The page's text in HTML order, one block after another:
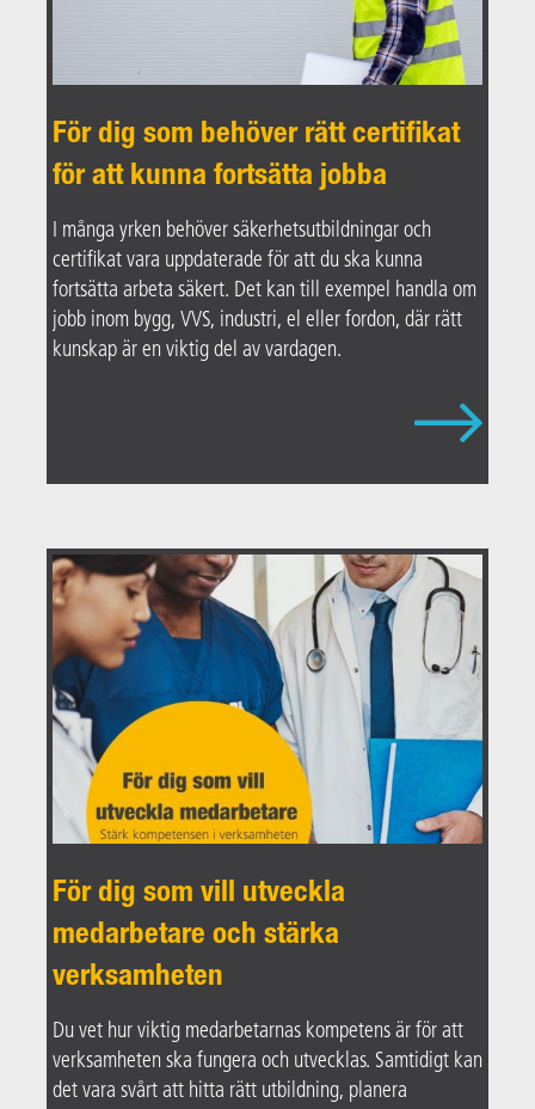
För dig som behöver rätt certifikat
för att kunna fortsätta jobba
I många yrken behöver säkerhetsutbildningar och
certifikat vara uppdaterade för att du ska kunna
fortsätta arbeta säkert. Det kan till exempel handla om
jobb inom bygg, VVS, industri, el eller fordon, där rätt
kunskap är en viktig del av vardagen.
För dig som vill utveckla
medarbetare och stärka
verksamheten
Du vet hur viktig medarbetarnas kompetens är för att
verksamheten ska fungera och utvecklas. Samtidigt kan
det vara svårt att hitta rätt utbildning, planera